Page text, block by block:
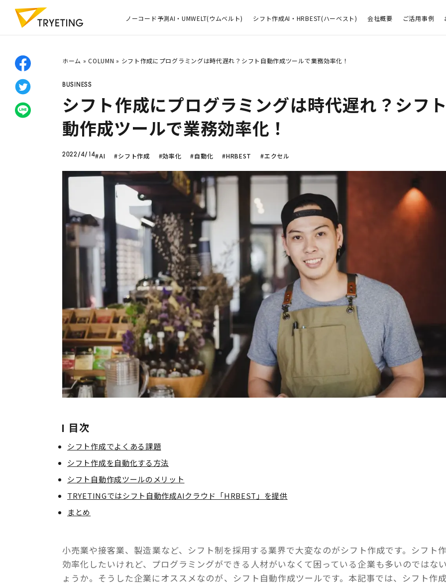
ノーコード予測AI・UMWELT(ウムベルト) シフト作成AI・HRBEST(ハーベスト) 会社概要 ご活用事例
ホーム »COLUMN » シフト作成にプログラミングは時代遅れ？シフト自動作成ツールで業務効率化！
BUSINESS
シフト作成にプログラミングは時代遅れ？シフ
動作成ツールで業務効率化！
2022/4/14#AI #シフト作成 #効率化 #自動化 #HRBEST #エクセル
目次
シフト作成でよくある課題
シフト作成を自動化する方法
シフト自動作成ツールのメリット
TRYETINGではシフト自動作成AIクラウド「HRBEST」を提供
まとめ
小売業や接客業、製造業など、シフト制を採用する業界で大変なのがシフト作成です。シフト
効率化したいけれど、プログラミングができる人材がいなくて困っている企業も多いのではな
ょうか。そうした企業にオススメなのが、シフト自動作成ツールです。本記事では、シフト作